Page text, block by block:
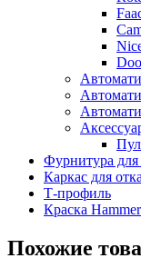
Фурнитура для
Каркас для
Т-профиль
Краска
Похожие